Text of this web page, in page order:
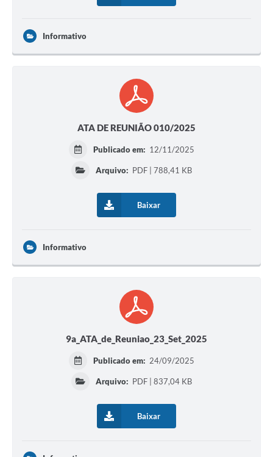
Informativo
ATA DE REUNIÃO 010/2025
Publicado em: 12/11/2025
Arquivo: PDF | 788,41 KB
Baixar
Informativo
9a_ATA_de_Reuniao_23_Set_2025
Publicado em: 24/09/2025
Arquivo: PDF | 837,04 KB
Baixar